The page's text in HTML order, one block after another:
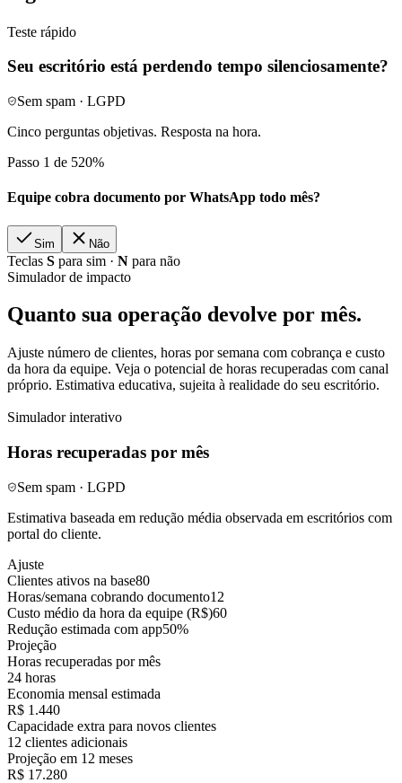
Teste rápido
Seu escritório está perdendo tempo silenciosamente?
Sem spam · LGPD
Cinco perguntas objetivas. Resposta na hora.
Passo 1 de 520%
Equipe cobra documento por WhatsApp todo mês?
Sim Não
Teclas S para sim · N para não
Simulador de impacto
Quanto sua operação devolve por mês.
Ajuste número de clientes, horas por semana com cobrança e custo
da hora da equipe. Veja o potencial de horas recuperadas com canal
próprio. Estimativa educativa, sujeita à realidade do seu escritório.
Simulador interativo
Horas recuperadas por mês
Sem spam · LGPD
Estimativa baseada em redução média observada em escritórios com
portal do cliente.
Ajuste
Clientes ativos na base80
Horas/semana cobrando documento12
Custo médio da hora da equipe (R$)60
Redução estimada com app50%
Projeção
Horas recuperadas por mês
24 horas
Economia mensal estimada
R$ 1.440
Capacidade extra para novos clientes
12 clientes adicionais
Projeção em 12 meses
R$ 17.280